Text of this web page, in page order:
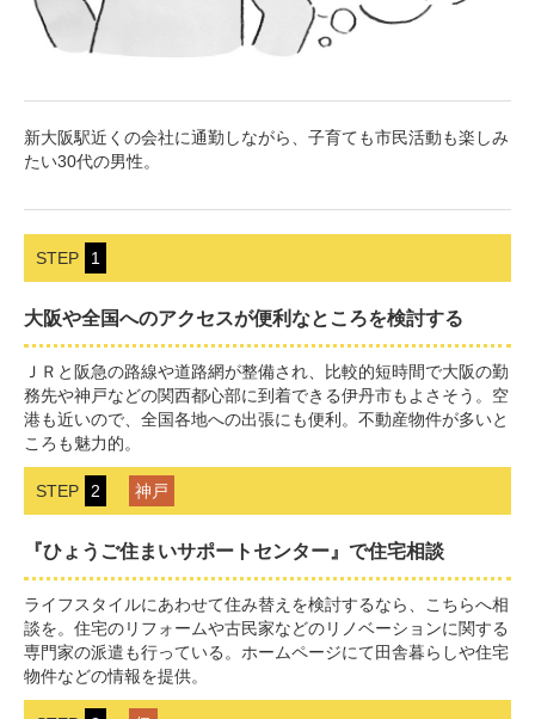
新大阪駅近くの会社に通勤しながら、子育ても市民活動も楽しみ
たい30代の男性。
STEP 1
大阪や全国へのアクセスが便利なところを検討する
ＪＲと阪急の路線や道路網が整備され、比較的短時間で大阪の勤
務先や神戸などの関西都心部に到着できる伊丹市もよさそう。空
港も近いので、全国各地への出張にも便利。不動産物件が多いと
ころも魅力的。
STEP 2 神戸
『ひょうご住まいサポートセンター』で住宅相談
ライフスタイルにあわせて住み替えを検討するなら、こちらへ相
談を。住宅のリフォームや古民家などのリノベーションに関する
専門家の派遣も行っている。ホームページにて田舎暮らしや住宅
物件などの情報を提供。